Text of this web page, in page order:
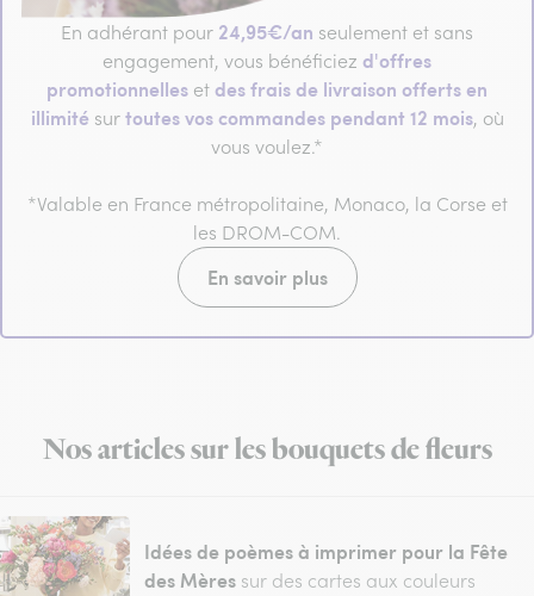
En adhérant pour 24,95€/an seulement et sans
engagement, vous bénéficiez d'offres
promotionnelles et des frais de livraison offerts en
illimité surtoutes vos commandes pendant 12 mois, où
vous voulez.*
*Valable en France métropolitaine, Monaco, la Corse et
les DROM-COM.
En savoir plus
Nos articles sur les bouquets de fleurs
Idées de poèmes à imprimer pour la Fête
des Mères sur des cartes aux couleurs